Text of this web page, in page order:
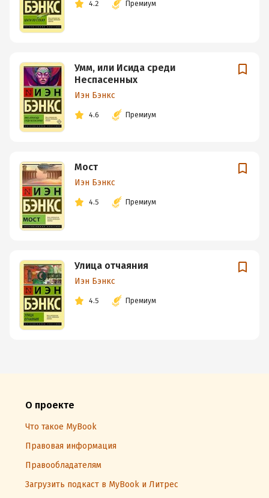
4.2 Премиум
Умм, или Исида среди
Неспасенных
Иэн Бэнкс
4.6 Премиум
Мост
Иэн Бэнкс
4.5 Премиум
Улица отчаяния
Иэн Бэнкс
4.5 Премиум
О проекте
Что такое MyBook
Правовая информация
Правообладателям
Загрузить подкаст в MyBook и Литрес